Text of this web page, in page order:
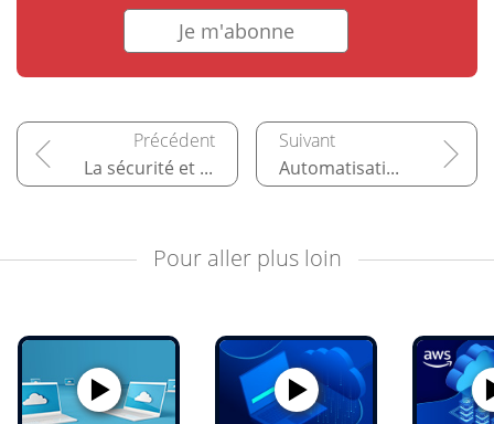
Je m'abonne
La sécurité et la surveillance sur AWS Automatisation de l'architecture
Pour aller plus loin